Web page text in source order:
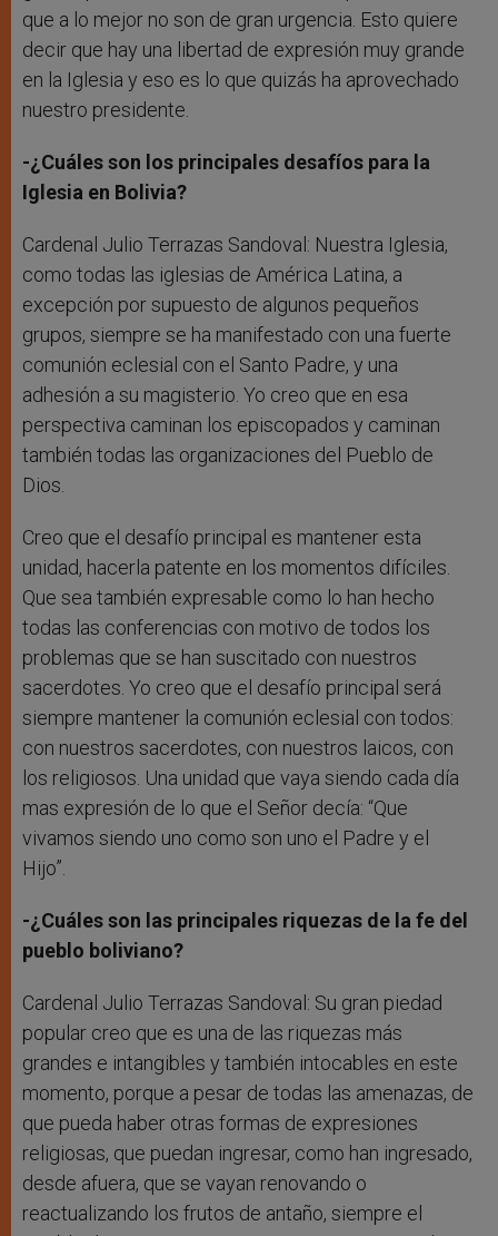
que a lo mejor no son de gran urgencia. Esto quiere
decir que hay una libertad de expresión muy grande
en la Iglesia y eso es lo que quizás ha aprovechado
nuestro presidente.
-¿Cuáles son los principales desafíos para la
Iglesia en Bolivia?
Cardenal Julio Terrazas Sandoval: Nuestra Iglesia,
como todas las iglesias de América Latina, a
excepción por supuesto de algunos pequeños
grupos, siempre se ha manifestado con una fuerte
comunión eclesial con el Santo Padre, y una
adhesión a su magisterio. Yo creo que en esa
perspectiva caminan los episcopados y caminan
también todas las organizaciones del Pueblo de
Dios.
Creo que el desafío principal es mantener esta
unidad, hacerla patente en los momentos difíciles.
Que sea también expresable como lo han hecho
todas las conferencias con motivo de todos los
problemas que se han suscitado con nuestros
sacerdotes. Yo creo que el desafío principal será
siempre mantener la comunión eclesial con todos:
con nuestros sacerdotes, con nuestros laicos, con
los religiosos. Una unidad que vaya siendo cada día
mas expresión de lo que el Señor decía: “Que
vivamos siendo uno como son uno el Padre y el
Hijo”.
-¿Cuáles son las principales riquezas de la fe del
pueblo boliviano?
Cardenal Julio Terrazas Sandoval: Su gran piedad
popular creo que es una de las riquezas más
grandes e intangibles y también intocables en este
momento, porque a pesar de todas las amenazas, de
que pueda haber otras formas de expresiones
religiosas, que puedan ingresar, como han ingresado,
desde afuera, que se vayan renovando o
reactualizando los frutos de antaño, siempre el